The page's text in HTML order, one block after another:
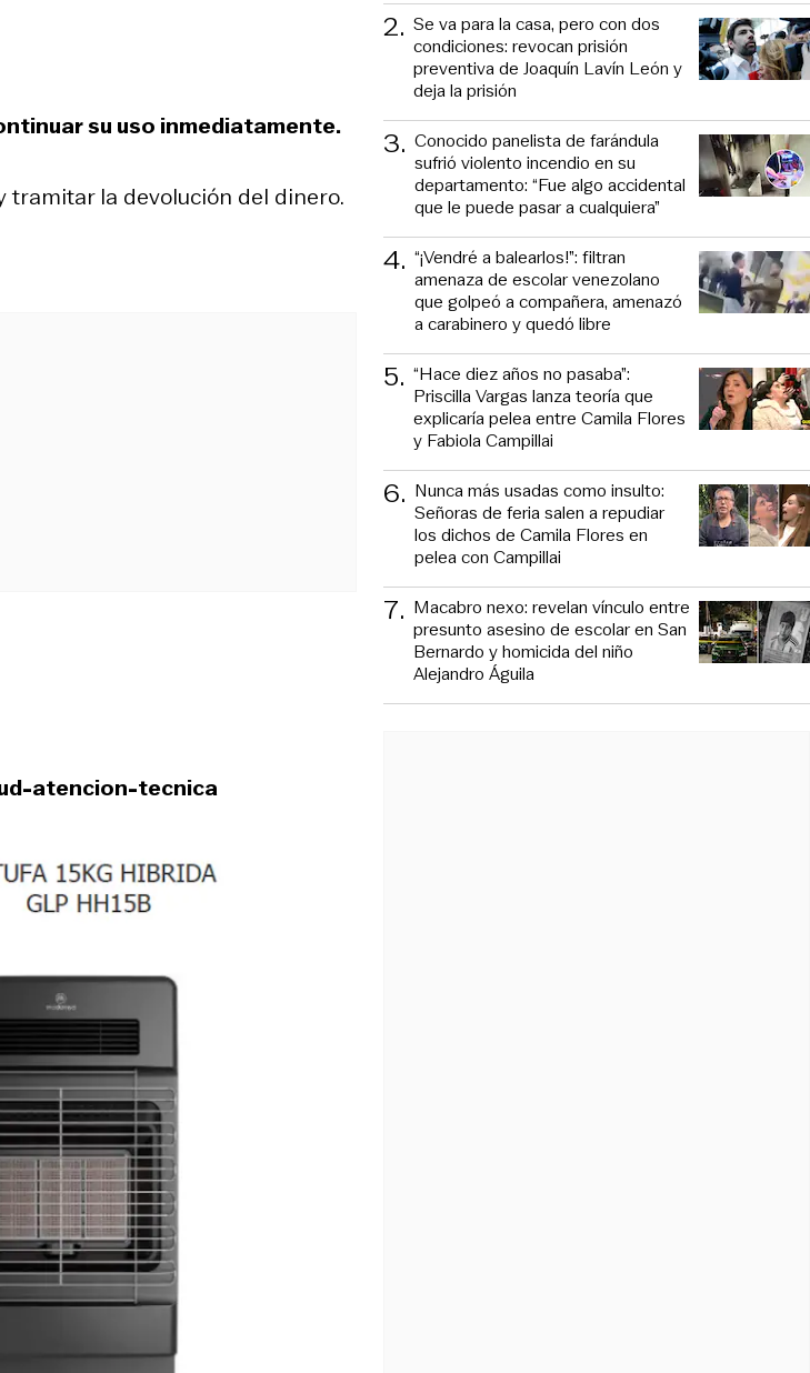
su uso inmediatamente.
tramitar la devolución del dinero.
atencion-tecnica
2. Se va para la casa, pero con dos
condiciones: revocan prisión
preventiva de Joaquín Lavín León y
deja la prisión
3. Conocido panelista de farándula
sufrió violento incendio en su
departamento: “Fue algo accidental
que le puede pasar a cualquiera”
4. “¡Vendré a balearlos!”: filtran
amenaza de escolar venezolano
que golpeó a compañera, amenazó
a carabinero y quedó libre
5. “Hace diez años no pasaba”:
Priscilla Vargas lanza teoría que
explicaría pelea entre Camila Flores
y Fabiola Campillai
6. Nunca más usadas como insulto:
Señoras de feria salen a repudiar
los dichos de Camila Flores en
pelea con Campillai
7. Macabro nexo: revelan vínculo entre
presunto asesino de escolar en San
Bernardo y homicida del niño
Alejandro Águila